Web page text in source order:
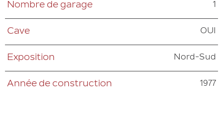
Nombre de garage 1
Cave OUI
Exposition Nord-Sud
Année de construction 1977